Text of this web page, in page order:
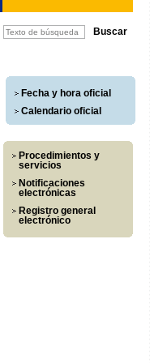
Fecha y hora oficial
Calendario oficial
Procedimientos y
servicios
Notificaciones
electrónicas
Registro general
electrónico